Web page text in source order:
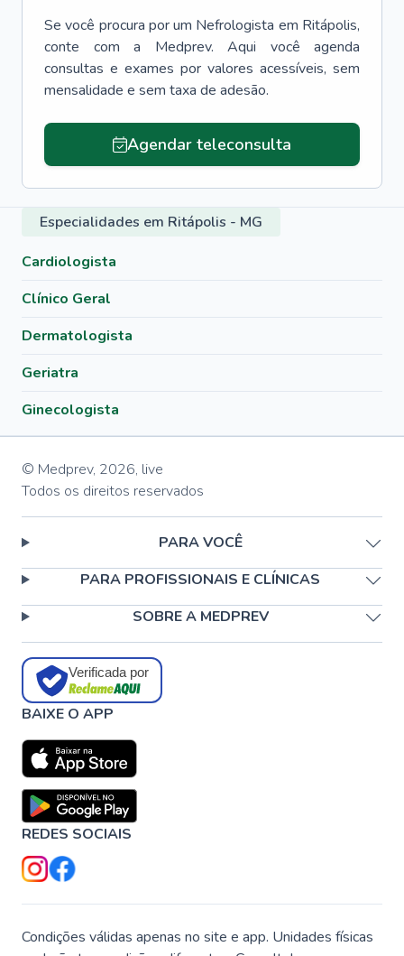
Se você procura por um Nefrologista em Ritápolis,
conte com a Medprev. Aqui você agenda
consultas e exames por valores acessíveis, sem
mensalidade e sem taxa de adesão.
Agendar teleconsulta
Especialidades em Ritápolis - MG
Cardiologista
Clínico Geral
Dermatologista
Geriatra
Ginecologista
© Medprev, 2026, live
Todos os direitos reservados
PARA VOCÊ
PARA PROFISSIONAIS E CLÍNICAS
SOBRE A MEDPREV
Verificada por
BAIXE O APP
REDES SOCIAIS
Condições válidas apenas no site e app. Unidades físicas